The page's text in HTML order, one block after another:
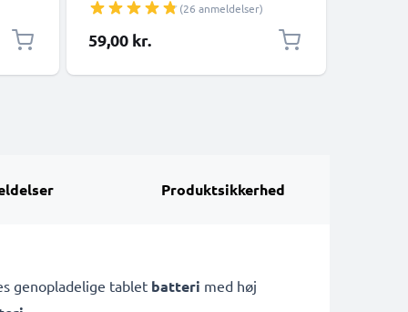
(26 anmeldelser)
59,00 kr.
Produktsikkerhed
genopladelige tablet batteri med høj